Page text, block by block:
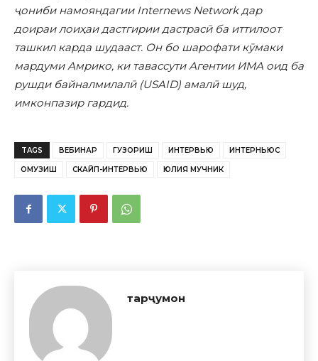
ҷониби намояндагии Internews Network дар
доираи лоиҳаи дастгирии дастрасӣба иттилоот
ташкил карда шудааст. Он бо шарофати кӯмаки
мардуми Амрико, ки тавассути Агентии ИМА оид ба
рушди байналмилалӣ(USAID) амалӣшуд,
имконпазир гардид.
TAGS ВЕБИНАР ГУЗОРИШ ИНТЕРВЬЮ ИНТЕРНЬЮС
ОМУЗИШ СКАЙП-ИНТЕРВЬЮ ЮЛИЯ МУЧНИК
тарҷумон